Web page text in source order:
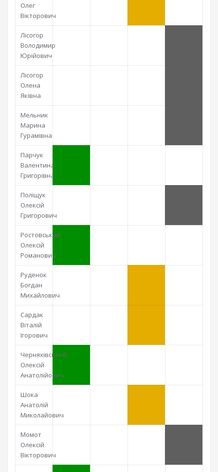
Олег
Вікторович
Лісогор
Володимир
Юрійович
Лісогор
Олена
Яківна
Мельник
Марина
Гурамівна
Парчук
Валентина
Григорівна
Поліщук
Олексій
Григорович
Ростовський
Олексій
Романович
Руденок
Богдан
Михайлович
Сардак
Віталій
Ігорович
Черняхівський
Олексій
Анатолійович
Шока
Анатолій
Миколайович
Момот
Олексій
Вікторович